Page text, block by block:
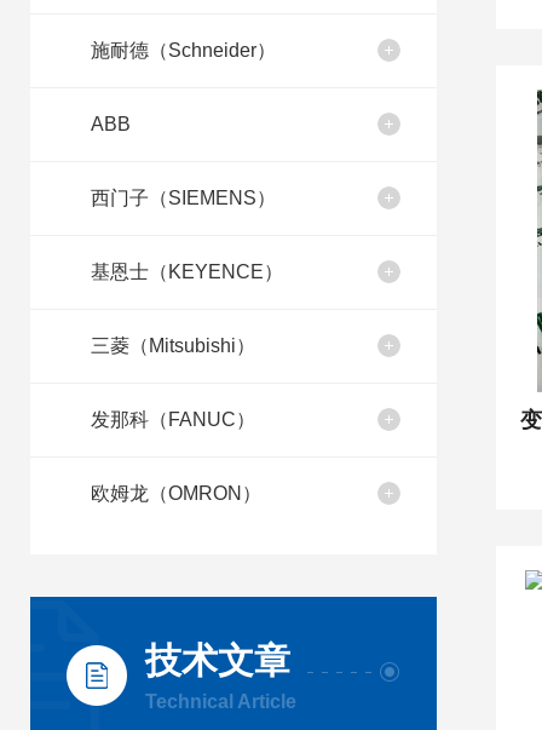
施耐德（Schneider）
ABB
西门子（SIEMENS）
基恩士（KEYENCE）
三菱（Mitsubishi）
发那科（FANUC）
欧姆龙（OMRON）
技术文章
Technical Article